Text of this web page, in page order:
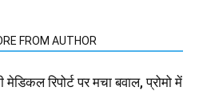
FROM AUTHOR
रिपोर्ट पर मचा बवाल, प्रोमो में